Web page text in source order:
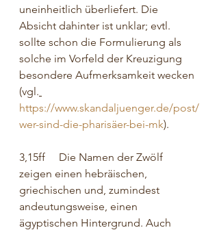
uneinheitlich überliefert. Die
Absicht dahinter ist unklar; evtl.
sollte schon die Formulierung als
solche im Vorfeld der Kreuzigung
besondere Aufmerksamkeit wecken
(vgl.
https://www.skandaljuenger.de/post/
wer-sind-die-pharisäer-bei-mk).
3,15ff     Die Namen der Zwölf
zeigen einen hebräischen,
griechischen und, zumindest
andeutungsweise, einen
ägyptischen Hintergrund. Auch